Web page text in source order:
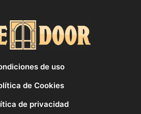
de uso
de Cookies
de privacidad